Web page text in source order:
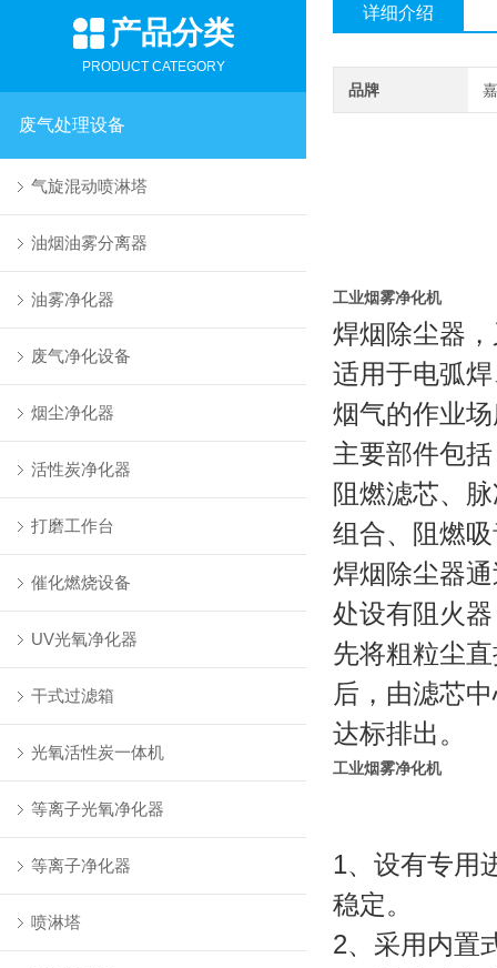
产品分类
PRODUCT CATEGORY
废气处理设备
气旋混动喷淋塔
油烟油雾分离器
油雾净化器
废气净化设备
烟尘净化器
活性炭净化器
打磨工作台
催化燃烧设备
UV光氧净化器
干式过滤箱
光氧活性炭一体机
等离子光氧净化器
等离子净化器
喷淋塔
详细介绍
品牌
工业烟雾净化机
焊烟除尘器
适用于电弧
烟气的作业
主要部件包
阻燃滤芯、
组合、阻燃
焊烟除尘器
处设有阻火
先将粗粒尘
后，由滤芯
达标排出。
工业烟雾净化机
1、设有专用
稳定。
2、采用内置